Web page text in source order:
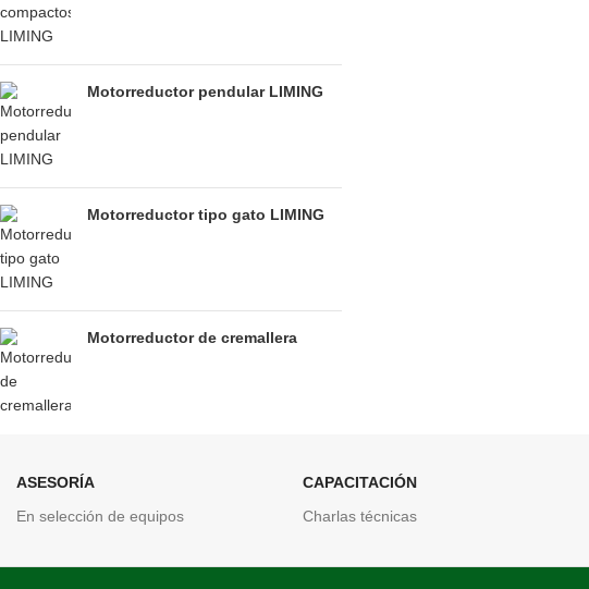
Motorreductor pendular LIMING
Motorreductor tipo gato LIMING
Motorreductor de cremallera
ASESORÍA
En selección de equipos
CAPACITACIÓN
Charlas técnicas